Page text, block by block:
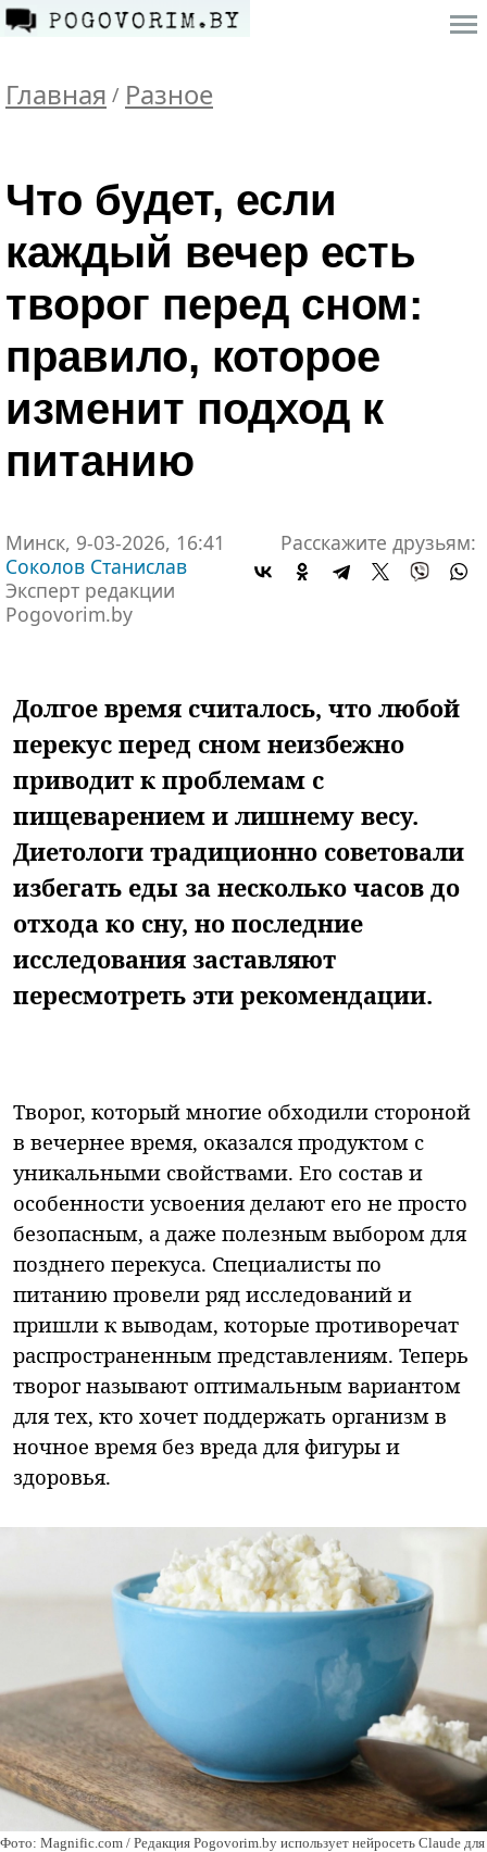
Главная / Разное
Что будет, если
каждый вечер есть
творог перед сном:
правило, которое
изменит подход к
питанию
Минск, 9-03-2026, 16:41
Соколов Станислав
Эксперт редакции
Pogovorim.by
Расскажите друзьям:
Долгое время считалось, что любой
перекус перед сном неизбежно
приводит к проблемам с
пищеварением и лишнему весу.
Диетологи традиционно советовали
избегать еды за несколько часов до
отхода ко сну, но последние
исследования заставляют
пересмотреть эти рекомендации.
Творог, который многие обходили стороной
в вечернее время, оказался продуктом с
уникальными свойствами. Его состав и
особенности усвоения делают его не просто
безопасным, а даже полезным выбором для
позднего перекуса. Специалисты по
питанию провели ряд исследований и
пришли к выводам, которые противоречат
распространенным представлениям. Теперь
творог называют оптимальным вариантом
для тех, кто хочет поддержать организм в
ночное время без вреда для фигуры и
здоровья.
Фото: Magnific.com / Редакция Pogovorim.by использует нейросеть Claude для